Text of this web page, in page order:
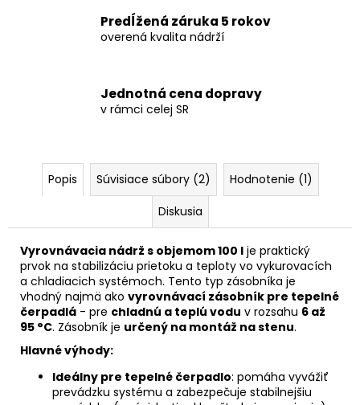
Predĺžená záruka 5 rokov
overená kvalita nádrží
Jednotná cena dopravy
v rámci celej SR
Popis Súvisiace súbory (2)
Hodnotenie (1)
Diskusia
Vyrovnávacia nádrž s objemom 100 l je praktický
prvok na stabilizáciu prietoku a teploty vo vykurovacích
a chladiacich systémoch. Tento typ zásobníka je
vhodný najmä ako vyrovnávací zásobník pre tepelné
čerpadlá - pre chladnú a teplú vodu v rozsahu 6 až
95 °C. Zásobník je určený na montáž na stenu.
Hlavné výhody:
Ideálny pre tepelné čerpadlo: pomáha vyvážiť
prevádzku systému a zabezpečuje stabilnejšiu